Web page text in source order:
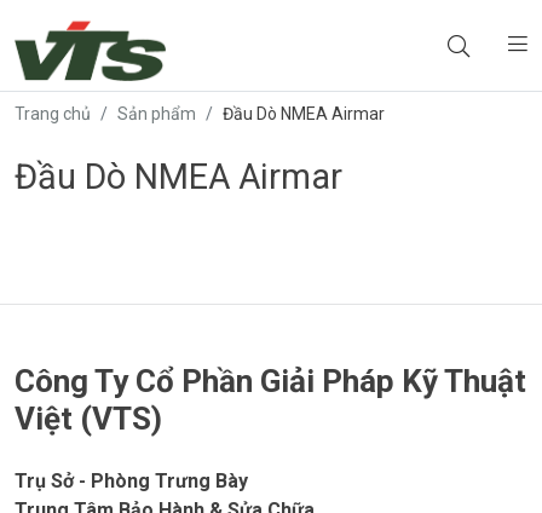
Trang chủ Sản phẩm Đầu Dò NMEA Airmar
Đầu Dò NMEA Airmar
Công Ty Cổ Phần Giải Pháp Kỹ Thuật
Việt (VTS)
Trụ Sở - Phòng Trưng Bày